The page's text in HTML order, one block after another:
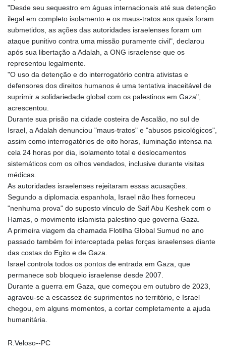
"Desde seu sequestro em águas internacionais até sua detenção
ilegal em completo isolamento e os maus-tratos aos quais foram
submetidos, as ações das autoridades israelenses foram um
ataque punitivo contra uma missão puramente civil", declarou
após sua libertação a Adalah, a ONG israelense que os
representou legalmente.
"O uso da detenção e do interrogatório contra ativistas e
defensores dos direitos humanos é uma tentativa inaceitável de
suprimir a solidariedade global com os palestinos em Gaza",
acrescentou.
Durante sua prisão na cidade costeira de Ascalão, no sul de
Israel, a Adalah denunciou "maus-tratos" e "abusos psicológicos",
assim como interrogatórios de oito horas, iluminação intensa na
cela 24 horas por dia, isolamento total e deslocamentos
sistemáticos com os olhos vendados, inclusive durante visitas
médicas.
As autoridades israelenses rejeitaram essas acusações.
Segundo a diplomacia espanhola, Israel não lhes forneceu
"nenhuma prova" do suposto vínculo de Saif Abu Keshek com o
Hamas, o movimento islamista palestino que governa Gaza.
A primeira viagem da chamada Flotilha Global Sumud no ano
passado também foi interceptada pelas forças israelenses diante
das costas do Egito e de Gaza.
Israel controla todos os pontos de entrada em Gaza, que
permanece sob bloqueio israelense desde 2007.
Durante a guerra em Gaza, que começou em outubro de 2023,
agravou-se a escassez de suprimentos no território, e Israel
chegou, em alguns momentos, a cortar completamente a ajuda
humanitária.
R.Veloso--PC